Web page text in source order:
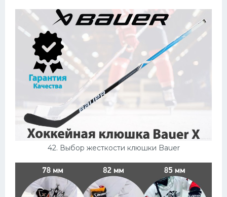
42. Выбор жесткости клюшки Bauer